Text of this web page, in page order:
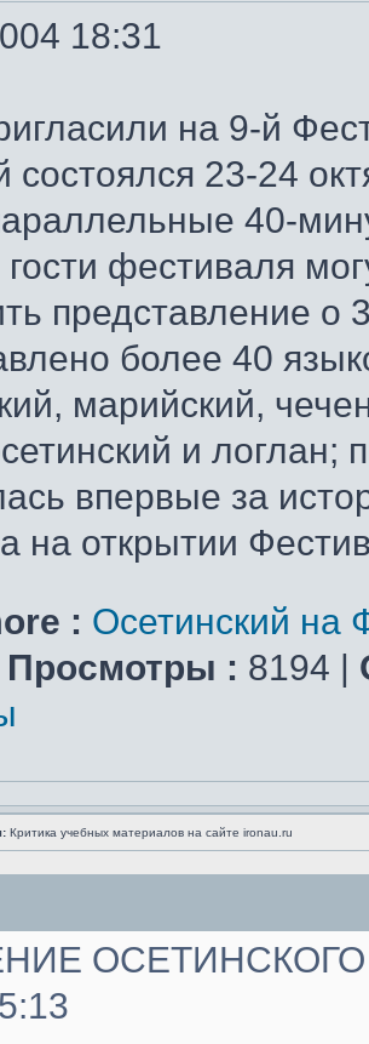
18:31
на 9-й
состоялся 23-24
40-
гости фестиваля
представление о
более 40
марийский,
и логлан;
впервые за
на открытии
: Осетинский на
Просмотры : 8194 |
Критика учебных материалов на сайте ironau.ru
ОСЕТИНСКОГО